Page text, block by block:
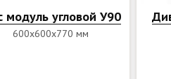
модуль угловой У90
600х600х770 мм